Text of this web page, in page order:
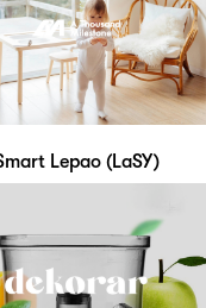
Lepao (LaSY)